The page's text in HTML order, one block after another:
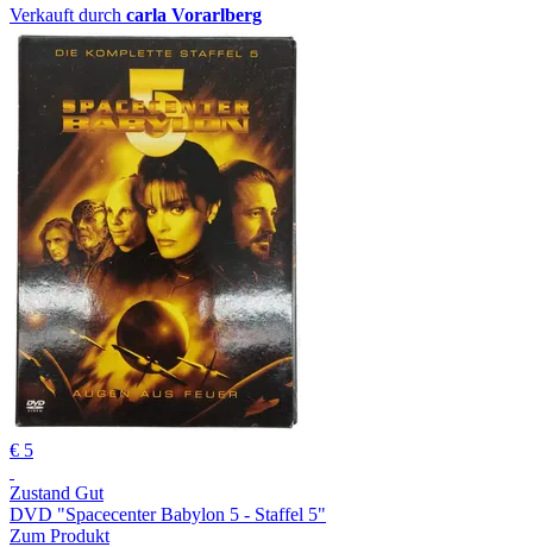
Verkauft durch carla Vorarlberg
€ 5
Zustand Gut
DVD "Spacecenter Babylon 5 - Staffel 5"
Zum Produkt